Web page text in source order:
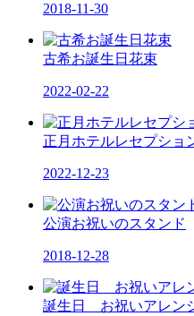
2018-11-30
古希お誕生日花束
2022-02-22
正月ホテルレセプショ
2022-12-23
公演お祝いのスタンド
2018-12-28
誕生日 お祝いアレン